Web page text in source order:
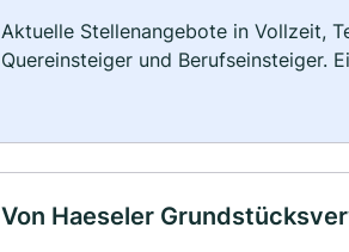
Aktuelle Stellenangebote in Vollzeit,
Quereinsteiger und Berufseinsteiger.
Von Haeseler